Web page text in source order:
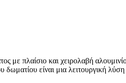
με πλαίσιο και χειρολαβή
είναι μια λειτουργική